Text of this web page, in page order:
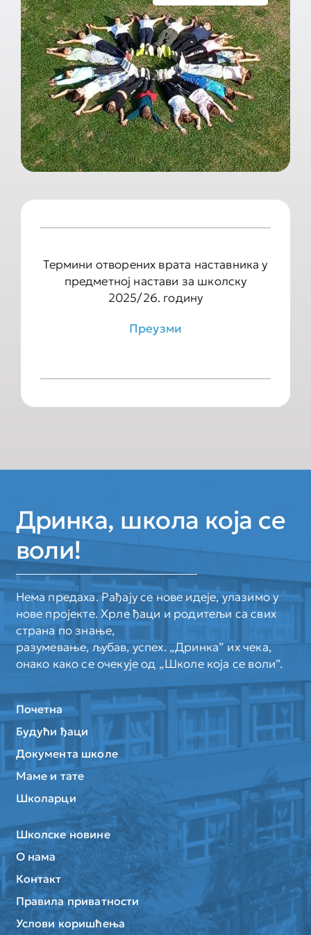
Документа школе
Контакт
Термини отворених врата наставника у
предметној настави за школску
2025/26. годину
Преузми
Дринка, школа која се
воли!
Нема предаха. Рађају се нове идеје, улазимо у
нове пројекте. Хрле ђаци и родитељи са свих
страна по знање,
разумевање, љубав, успех. „Дринка” их чека,
онако како се очекује од „Школе која се воли”.
Почетна
Будући ђаци
Документа школе
Маме и тате
Школарци
Школске новине
О нама
Контакт
Правила приватности
Услови коришћења